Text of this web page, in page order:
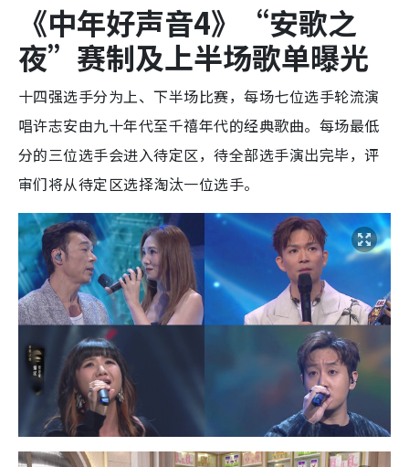
《中年好声音4》
“安歌之
夜”赛制及上半场歌单曝光
十四强选手分为上、下半场比赛，每场七位选手轮流演
唱许志安由九十年代至千禧年代的经典歌曲。每场最低
分的三位选手会进入待定区，待全部选手演出完毕，评
审们将从待定区选择淘汰一位选手。